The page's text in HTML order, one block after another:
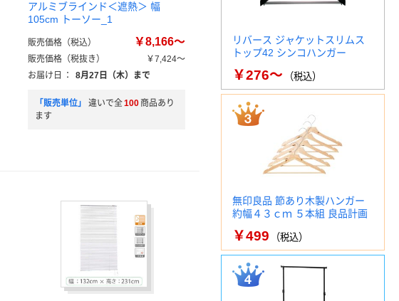
アルミブラインド＜遮熱＞ 幅
105cm トーソー_1
販売価格（税込） ￥8,166～
販売価格（税抜き）
￥7,424～
お届け日
： 8月27日（木）まで
「販売単位」 違いで全100 商品あり
ます
リバース ジャケットスリムス
トップ42 シンコハンガー
￥276～ （税込）
無印良品 節あり木製ハンガー
約幅４３ｃｍ ５本組 良品計画
￥499 （税込）